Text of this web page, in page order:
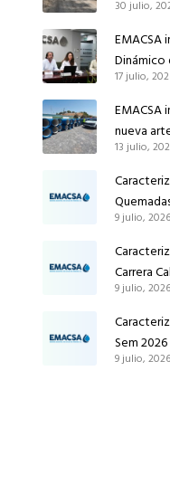
reforzar
Córdoba
30 julio,
EMACSA
Dinámico
17 julio,
EMACSA
nueva
red de
Ruiz de
13 julio,
9 julio, 2026
Carrera
9 julio, 2026
Sem 2026
9 julio, 2026